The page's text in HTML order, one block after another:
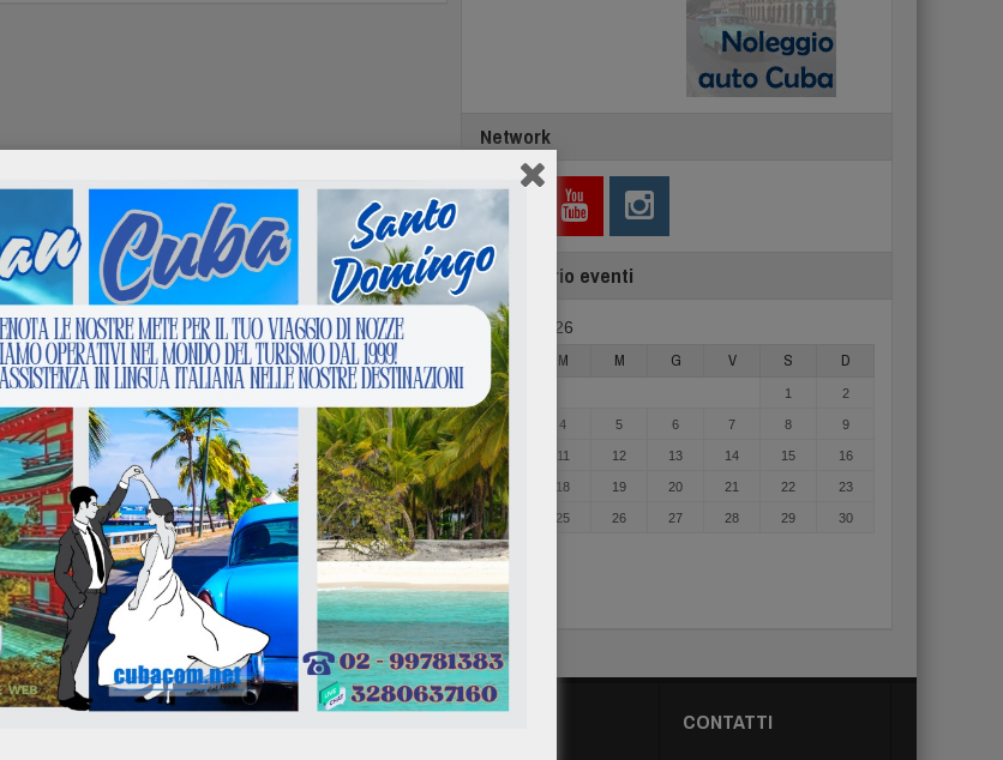
Network
Calendario eventi
Agosto 2026
L M M G V S D
1 2
3 4 5 6 7 8 9
10 11 12 13 14 15 16
17 18 19 20 21 22 23
24 25 26 27 28 29 30
31
« Mag
VOLI MESSICO
VOLI SANTO
PARTNER
CONTATTI